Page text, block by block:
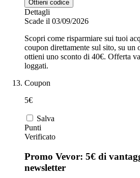
Ottieni codice
Dettagli
Scade il 03/09/2026
Scopri come risparmiare sui tuoi
coupon direttamente sul sito, su un
ottieni uno sconto di 40€. Offerta
loggati.
Coupon
5€
Salva
Punti
Verificato
Promo Vevor: 5€ di
newsletter